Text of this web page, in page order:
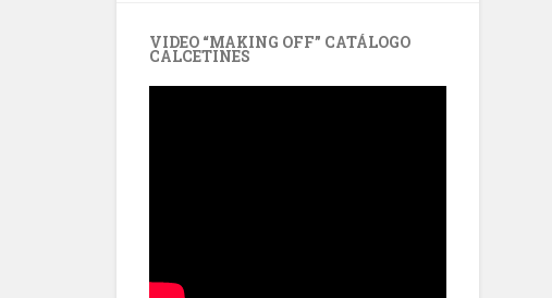
VIDEO “MAKING OFF” CATÁLOGO
CALCETINES